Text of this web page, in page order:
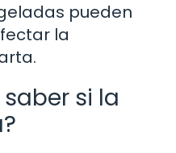
pueden
la
si la